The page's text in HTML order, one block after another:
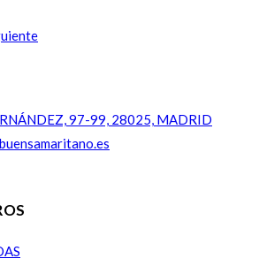
97-99, 28025, MADRID